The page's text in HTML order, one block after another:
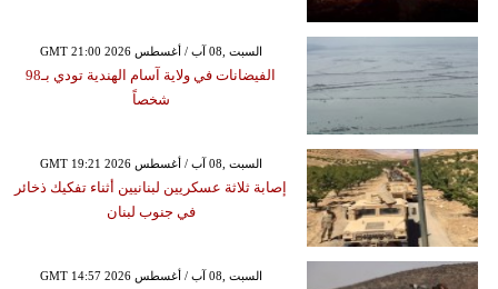
GMT 21:00 2026 السبت ,08 آب / أغسطس
الفيضانات في ولاية آسام الهندية تودي بـ98
شخصاً
GMT 19:21 2026 السبت ,08 آب / أغسطس
إصابة ثلاثة عسكريين لبنانيين أثناء تفكيك ذخائر
في جنوب لبنان
GMT 14:57 2026 السبت ,08 آب / أغسطس